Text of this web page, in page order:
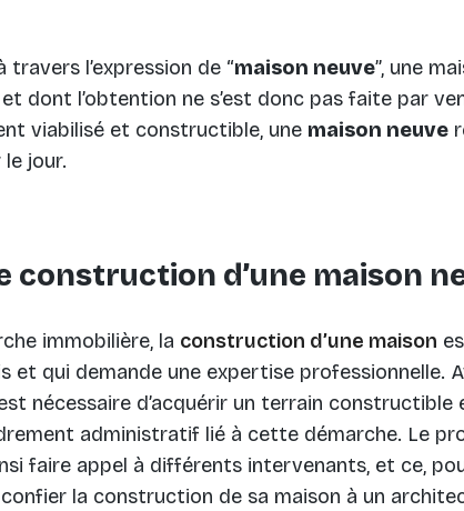
l’expression de “maison neuve”, une
dont l’obtention ne s’est donc pas faite par
viabilisé et constructible, une maison neuve
jour.
construction d’une maison
immobilière, la construction d’une maison
et qui demande une expertise professionnelle.
nécessaire d’acquérir un terrain constructible
administratif lié à cette démarche. Le
faire appel à différents intervenants, et ce,
la construction de sa maison à un